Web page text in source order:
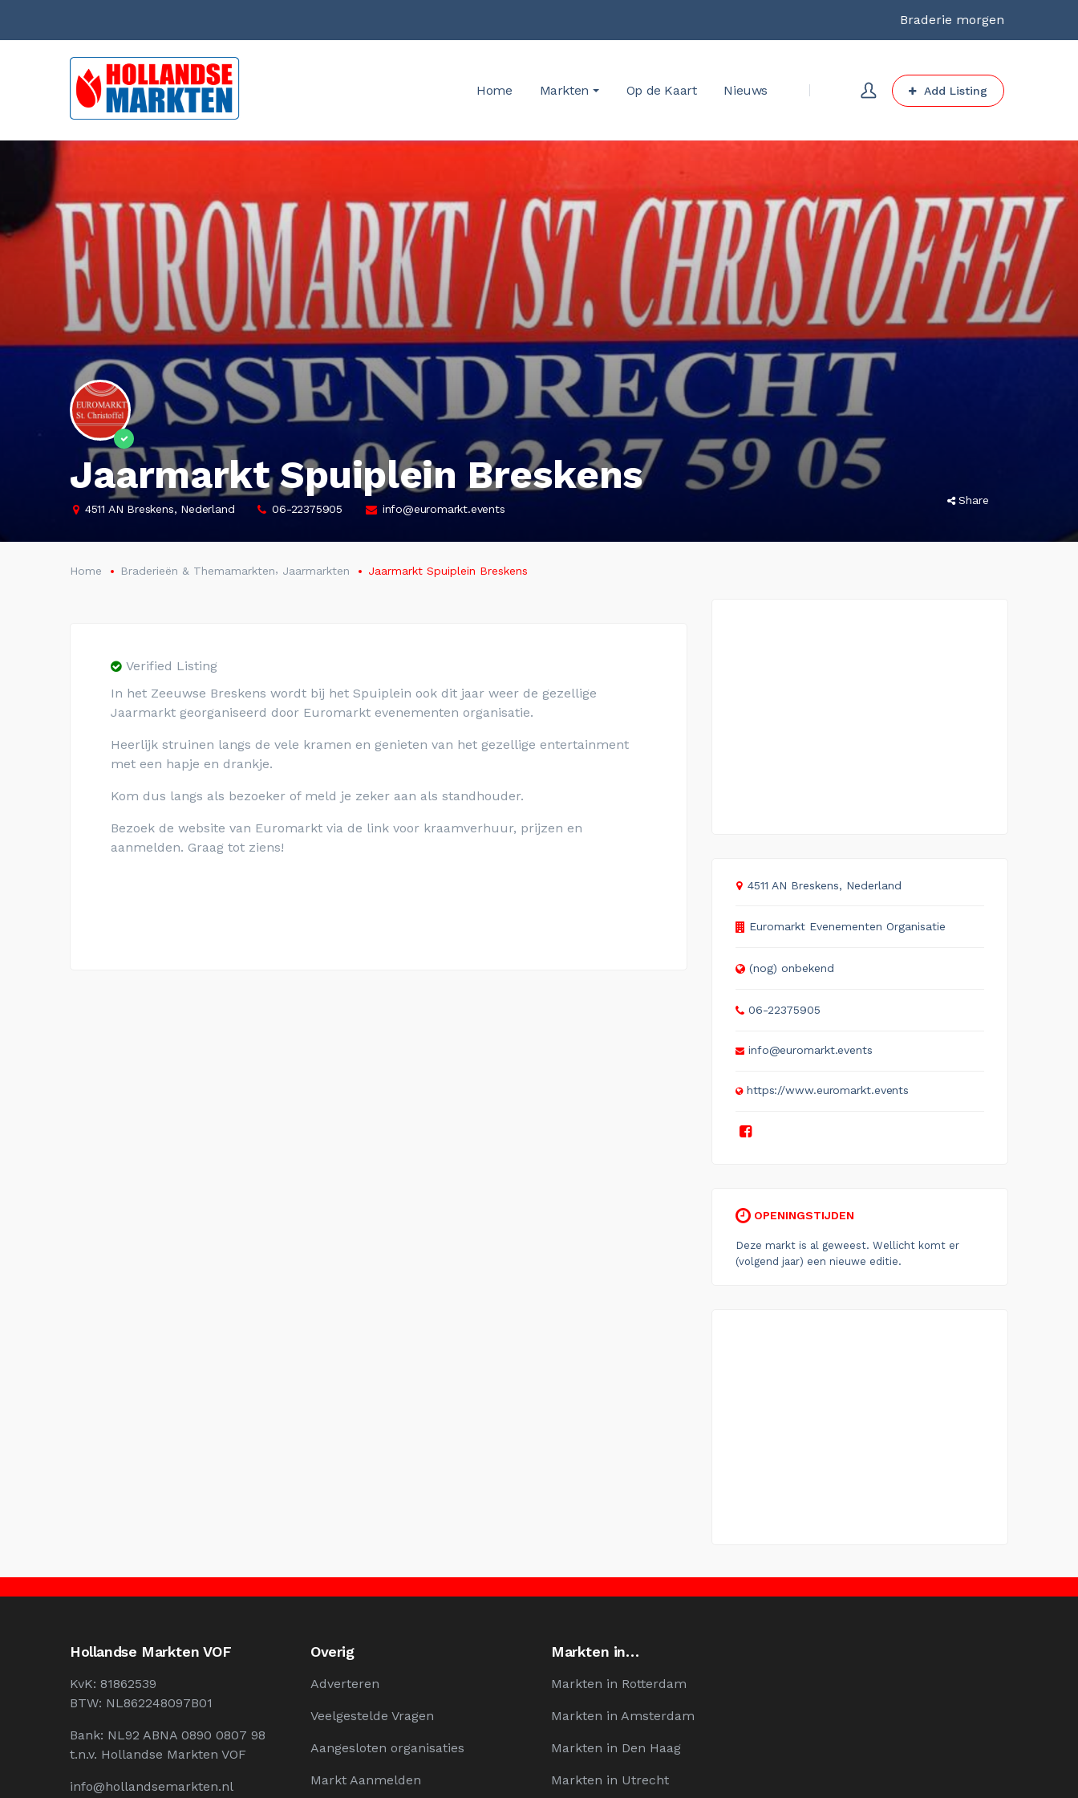
Braderie morgen
Home Markten Op de Kaart Nieuws Add Listing
Jaarmarkt Spuiplein Breskens
4511 AN Breskens, Nederland 06-22375905 info@euromarkt.events
Share
Home Braderieën & Themamarkten, Jaarmarkten Jaarmarkt Spuiplein Breskens
Verified Listing
In het Zeeuwse Breskens wordt bij het Spuiplein ook dit jaar weer de gezellige
Jaarmarkt georganiseerd door Euromarkt evenementen organisatie.
Heerlijk struinen langs de vele kramen en genieten van het gezellige entertainment
met een hapje en drankje.
Kom dus langs als bezoeker of meld je zeker aan als standhouder.
Bezoek de website van Euromarkt via de link voor kraamverhuur, prijzen en
aanmelden. Graag tot ziens!
4511 AN Breskens, Nederland
Euromarkt Evenementen Organisatie
(nog) onbekend
06-22375905
info@euromarkt.events
https://www.euromarkt.events
OPENINGSTIJDEN
Deze markt is al geweest. Wellicht komt er
(volgend jaar) een nieuwe editie.
Hollandse Markten VOF
KvK: 81862539
BTW: NL862248097B01
Bank: NL92 ABNA 0890 0807 98
t.n.v. Hollandse Markten VOF
info@hollandsemarkten.nl
Overig
Adverteren
Veelgestelde Vragen
Aangesloten organisaties
Markt Aanmelden
Markten in…
Markten in Rotterdam
Markten in Amsterdam
Markten in Den Haag
Markten in Utrecht